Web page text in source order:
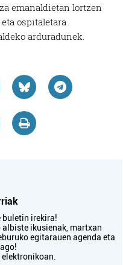
emanaldietan lortzen
ospitaletara
arduradunek.
buletin irekira!
ikusienak, martxan
egitarauen agenda eta